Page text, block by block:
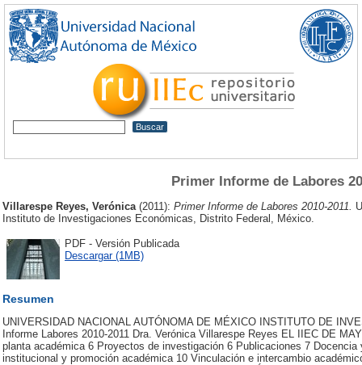
Primer Informe de Labores
Villarespe Reyes, Verónica (2011): Primer Informe de Labores 2010-2011.
Instituto de Investigaciones Económicas, Distrito Federal, México.
PDF - Versión Publicada
Descargar (1MB)
Resumen
UNIVERSIDAD NACIONAL AUTÓNOMA DE MÉXICO INSTITUTO DE
Informe Labores 2010-2011 Dra. Verónica Villarespe Reyes EL IIEC DE
planta académica 6 Proyectos de investigación 6 Publicaciones 7
institucional y promoción académica 10 Vinculación e intercambio